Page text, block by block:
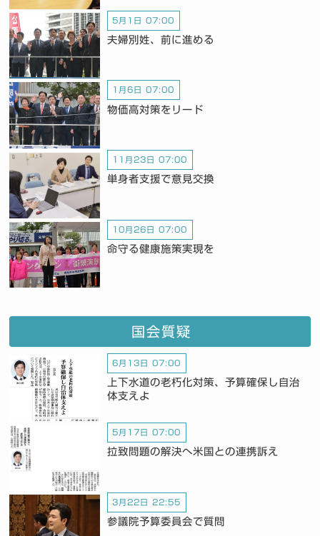
5月1日 07:00
夫婦別姓、前に進める
1月6日 07:00
物価高対策をリード
11月23日 07:00
単身者支援で意見交換
10月26日 07:00
命守る健康施策実現を
国会質疑
6月13日 07:00
上下水道の老朽化対策、予算確保し自治
体支えよ
5月17日 07:00
拉致問題の解決へ米国との連携訴え
3月22日 22:55
参議院予算委員会で質問